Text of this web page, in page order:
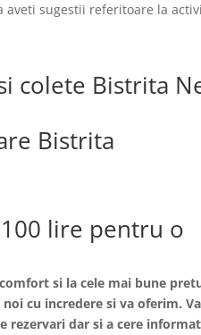
sugestii referitoare la
colete Bistrita
Bistrita
lire pentru o
si la cele mai bune
cu incredere si va oferim.
rezervari dar si a cere